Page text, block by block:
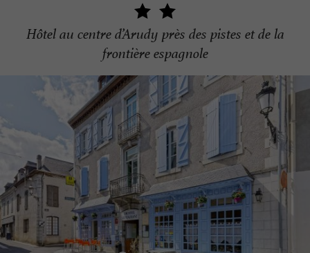
Hôtel au centre d’Arudy près des pistes et de la
frontière espagnole